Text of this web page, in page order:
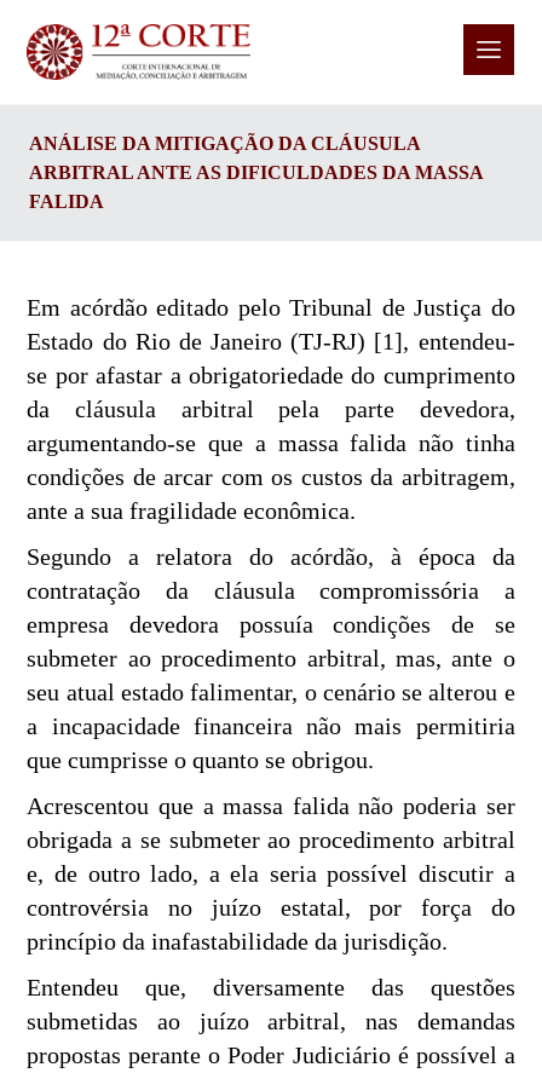
ANÁLISE DA MITIGAÇÃO DA CLÁUSULA
ARBITRAL ANTE AS DIFICULDADES DA MASSA
FALIDA
Em acórdão editado pelo Tribunal de Justiça do
Estado do Rio de Janeiro (TJ-RJ) [1], entendeu-
se por afastar a obrigatoriedade do cumprimento
da cláusula arbitral pela parte devedora,
argumentando-se que a massa falida não tinha
condições de arcar com os custos da arbitragem,
ante a sua fragilidade econômica.
Segundo a relatora do acórdão, à época da
contratação da cláusula compromissória a
empresa devedora possuía condições de se
submeter ao procedimento arbitral, mas, ante o
seu atual estado falimentar, o cenário se alterou e
a incapacidade financeira não mais permitiria
que cumprisse o quanto se obrigou.
Acrescentou que a massa falida não poderia ser
obrigada a se submeter ao procedimento arbitral
e, de outro lado, a ela seria possível discutir a
controvérsia no juízo estatal, por força do
princípio da inafastabilidade da jurisdição.
Entendeu que, diversamente das questões
submetidas ao juízo arbitral, nas demandas
propostas perante o Poder Judiciário é possível a